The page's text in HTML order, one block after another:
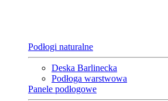
Podłogi naturalne
Deska Barlinecka
Podłoga warstwowa
Panele podłogowe